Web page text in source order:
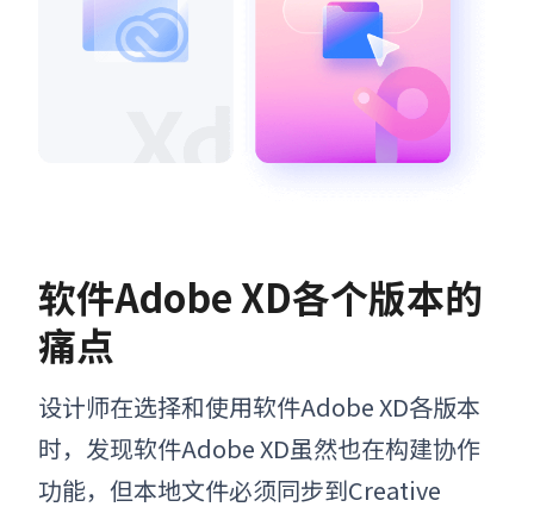
软件Adobe XD各个版本的
痛点
设计师在选择和使用软件Adobe XD各版本
时，发现软件Adobe XD虽然也在构建协作
功能，但本地文件必须同步到Creative